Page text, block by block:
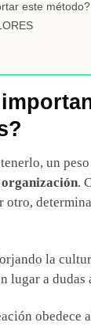
este método?
un
organización.
otro,
la
lugar a